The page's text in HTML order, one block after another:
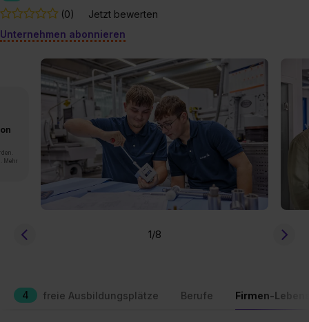
(0)
Jetzt bewerten
Unternehmen abonnieren
Mehr
1/8
4 freie Ausbildungsplätze Berufe Firmen-